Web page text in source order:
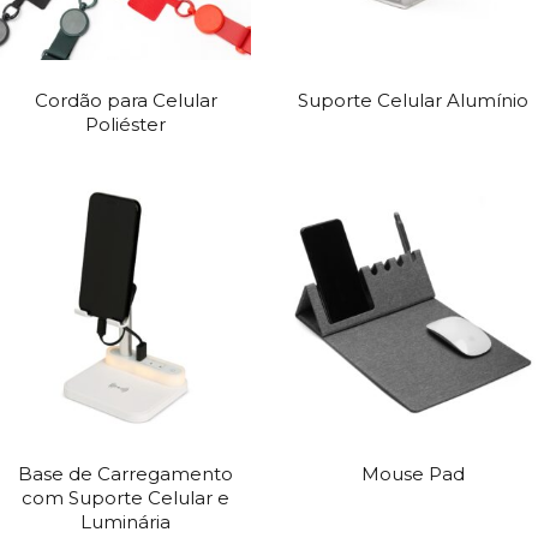
Cordão para Celular
Poliéster
Suporte Celular Alumínio
Base de Carregamento
com Suporte Celular e
Luminária
Mouse Pad